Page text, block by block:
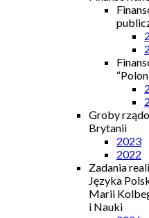
Groby
Brytanii
2023
2022
Zadania
Języka
Marii
i Nauki